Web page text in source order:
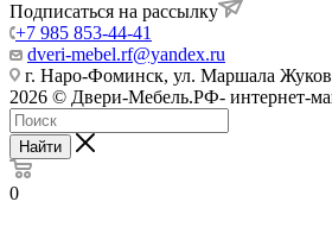
Подписаться на рассылку
+7 985 853-44-41
dveri-mebel.rf@yandex.ru
г. Наро-Фоминск, ул. Маршала
2026 © Двери-Мебель.РФ- интернет-
Найти
0